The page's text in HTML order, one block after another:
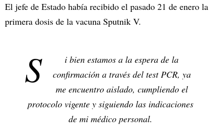
El jefe de Estado había recibido el pasado 21 de enero la
primera dosis de la vacuna Sputnik V.
S
i bien estamos a la espera de la
confirmación a través del test PCR, ya
me encuentro aislado, cumpliendo el
protocolo vigente y siguiendo las indicaciones
de mi médico personal.